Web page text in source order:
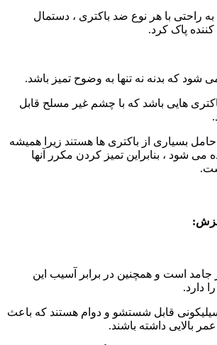
به راحتی با هر نوع ضد باکتری ، دستمال
پاک کرد.
شود که بدنه نه تنها به وضوح تمیز باشد.
هایی باشد که با چشم غیر مسلح قابل
بسیاری از باکتری ها هستند زیرا همیشه
می شود ، بنابراین تمیز کردن مکرر آنها
جامد است و همچنین در برابر آسیب این
دارد.
قابل شستشو و دوام هستند که باعث
بالایی داشته باشند.